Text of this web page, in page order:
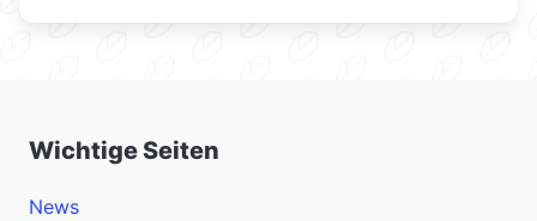
Wichtige Seiten
News